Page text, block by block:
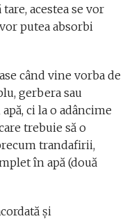
acestea se vor
putea absorbi
când vine vorba de
gerbera sau
ci la o adâncime
trebuie să o
trandafirii,
în apă (două
şi